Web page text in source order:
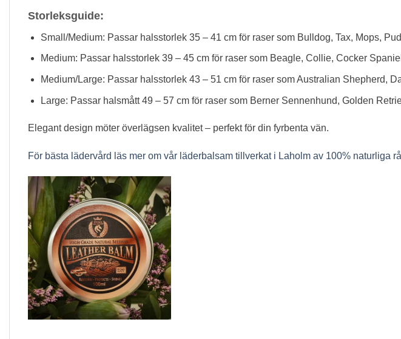
Storleksguide:
Small/Medium: Passar halsstorlek 35 – 41 cm för raser som Bulldog, Tax, Mops,
Medium: Passar halsstorlek 39 – 45 cm för raser som Beagle, Collie, Cocker
Medium/Large: Passar halsstorlek 43 – 51 cm för raser som Australian Shepherd,
Large: Passar halsmått 49 – 57 cm för raser som Berner Sennenhund, Golden
Elegant design möter överlägsen kvalitet – perfekt för din fyrbenta vän.
För bästa lädervård läs mer om vår läderbalsam tillverkat i Laholm av 100% naturliga